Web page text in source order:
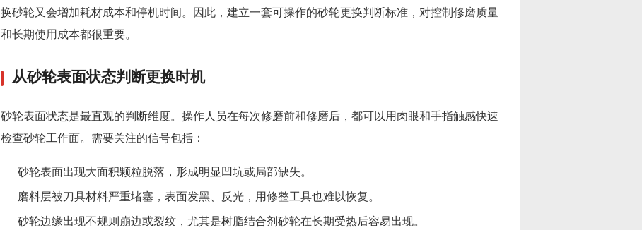
换砂轮又会增加耗材成本和停机时间。因此，建立一套可操作的砂轮更换判断标准，对控制修磨质量
和长期使用成本都很重要。
从砂轮表面状态判断更换时机
砂轮表面状态是最直观的判断维度。操作人员在每次修磨前和修磨后，都可以用肉眼和手指触感快速
检查砂轮工作面。需要关注的信号包括：
砂轮表面出现大面积颗粒脱落，形成明显凹坑或局部缺失。
磨料层被刀具材料严重堵塞，表面发黑、反光，用修整工具也难以恢复。
砂轮边缘出现不规则崩边或裂纹，尤其是树脂结合剂砂轮在长期受热后容易出现。